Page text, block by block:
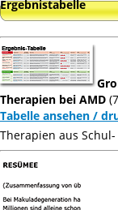
Ergebnistabelle
Therapien bei AMD
Tabelle ansehen /
Therapien aus